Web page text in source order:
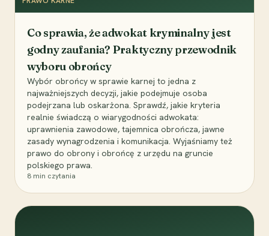
Co sprawia, że adwokat kryminalny jest
godny zaufania? Praktyczny przewodnik
wyboru obrońcy
Wybór obrońcy w sprawie karnej to jedna z
najważniejszych decyzji, jakie podejmuje osoba
podejrzana lub oskarżona. Sprawdź, jakie kryteria
realnie świadczą o wiarygodności adwokata:
uprawnienia zawodowe, tajemnica obrończa, jawne
zasady wynagrodzenia i komunikacja. Wyjaśniamy też
prawo do obrony i obrońcę z urzędu na gruncie
polskiego prawa.
8 min czytania